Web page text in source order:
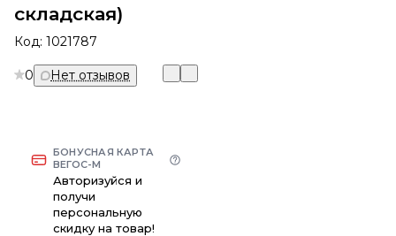
складская)
Код: 1021787
0 Нет отзывов
БОНУСНАЯ КАРТА
ВЕГОС-М
Авторизуйся и
получи
персональную
скидку на товар!